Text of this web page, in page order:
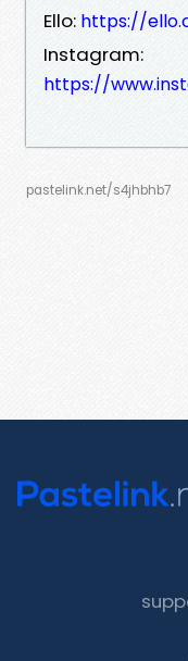
Ello: https://
Instagram:
https://
pastelink.net/s4jhbhb7